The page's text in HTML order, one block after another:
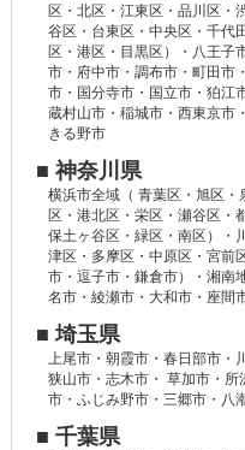
区・北区・江東区・品川区・
谷区・台東区・中央区・千代
区・港区・目黒区）・八王子
市・府中市・調布市・町田市
市・国分寺市・国立市・狛江
蔵村山市・稲城市・西東京市
きる野市
■ 神奈川県
横浜市全域（ 青葉区・旭区
区・港北区・栄区・瀬谷区・
保土ヶ谷区・緑区・南区）・
津区・多摩区・中原区・宮前
市・逗子市・鎌倉市）・湘南
名市・綾瀬市・大和市・座間市
■ 埼玉県
上尾市・朝霞市・春日部市・
狭山市・志木市・ 草加市・所
市・ふじみ野市・三郷市・八
■ 千葉県